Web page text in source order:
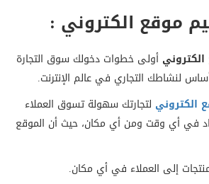
موقع الكتروني :
أولى خطوات دخولك سوق التجارة
أساس لنشاطك التجاري في عالم الإنترنت.
الكتروني لتجارتك سهولة تسوق العملاء
في أي وقت ومن أي مكان، حيث أن الموقع
إلى العملاء في أي مكان.